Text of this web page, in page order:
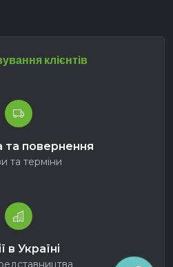
клієнтів
та повернення
та терміни
в Україні